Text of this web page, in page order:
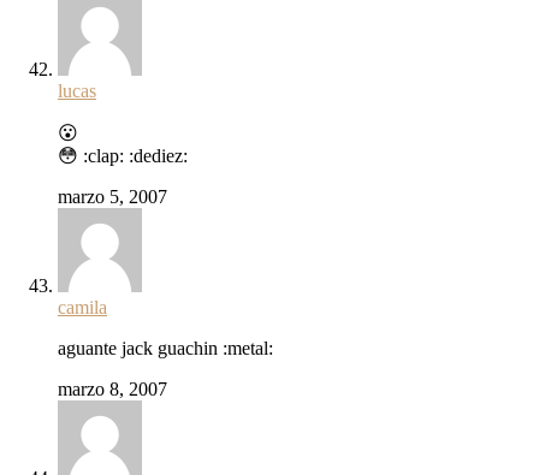
lucas
😮
😳 :clap: :dediez:
marzo 5, 2007
camila
aguante jack guachin :metal:
marzo 8, 2007